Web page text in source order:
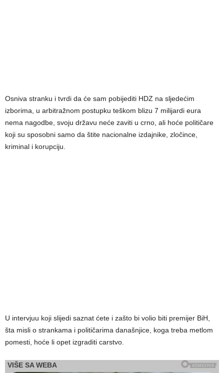
Osniva stranku i tvrdi da će sam pobijediti HDZ na sljedećim
izborima, u arbitražnom postupku teškom blizu 7 milijardi eura
nema nagodbe, svoju državu neće zaviti u crno, ali hoće političare
koji su sposobni samo da štite nacionalne izdajnike, zločince,
kriminal i korupciju.
U intervjuu koji slijedi saznat ćete i zašto bi volio biti premijer BiH,
šta misli o strankama i političarima današnjice, koga treba metlom
pomesti, hoće li opet izgraditi carstvo.